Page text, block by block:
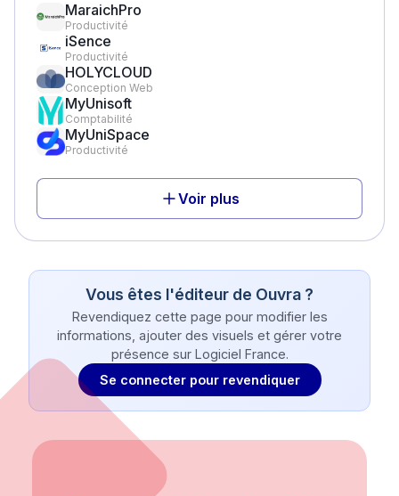
MaraichPro
Productivité
iSence
Productivité
HOLYCLOUD
Conception Web
MyUnisoft
Comptabilité
MyUniSpace
Productivité
Voir plus
Vous êtes l'éditeur de Ouvra ?
Revendiquez cette page pour modifier les
informations, ajouter des visuels et gérer votre
présence sur Logiciel France.
Se connecter pour revendiquer